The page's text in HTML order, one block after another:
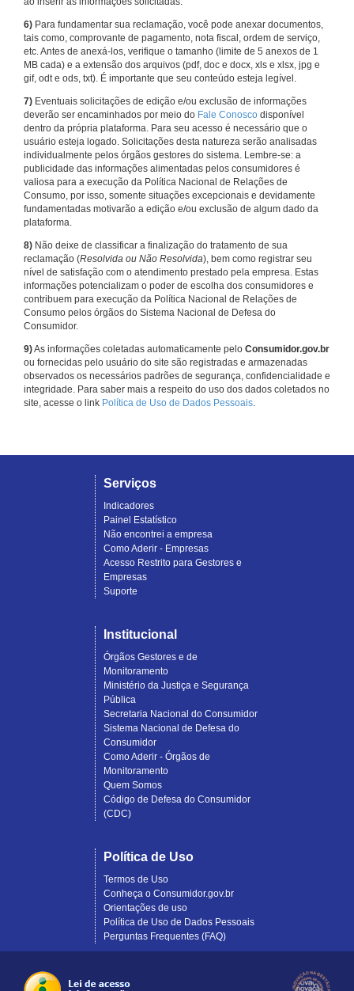
6) Para fundamentar sua reclamação, você pode anexar documentos,
tais como, comprovante de pagamento, nota fiscal, ordem de serviço,
etc. Antes de anexá-los, verifique o tamanho (limite de 5 anexos de 1
MB cada) e a extensão dos arquivos (pdf, doc e docx, xls e xlsx, jpg e
gif, odt e ods, txt). É importante que seu conteúdo esteja legível.
7) Eventuais solicitações de edição e/ou exclusão de informações
deverão ser encaminhados por meio do Fale Conosco disponível
dentro da própria plataforma. Para seu acesso é necessário que o
usuário esteja logado. Solicitações desta natureza serão analisadas
individualmente pelos órgãos gestores do sistema. Lembre-se: a
publicidade das informações alimentadas pelos consumidores é
valiosa para a execução da Política Nacional de Relações de
Consumo, por isso, somente situações excepcionais e devidamente
fundamentadas motivarão a edição e/ou exclusão de algum dado da
plataforma.
8) Não deixe de classificar a finalização do tratamento de sua
reclamação (Resolvida ou Não Resolvida), bem como registrar seu
nível de satisfação com o atendimento prestado pela empresa. Estas
informações potencializam o poder de escolha dos consumidores e
contribuem para execução da Política Nacional de Relações de
Consumo pelos órgãos do Sistema Nacional de Defesa do
Consumidor.
9)As informações coletadas automaticamente pelo Consumidor.gov.br
ou fornecidas pelo usuário do site são registradas e armazenadas
observados os necessários padrões de segurança, confidencialidade e
integridade. Para saber mais a respeito do uso dos dados coletados no
site, acesse o link Política de Uso de Dados Pessoais.
Serviços
Indicadores
Painel Estatístico
Não encontrei a empresa
Como Aderir - Empresas
Acesso Restrito para Gestores e
Empresas
Suporte
Institucional
Órgãos Gestores e de
Monitoramento
Ministério da Justiça e Segurança
Pública
Secretaria Nacional do Consumidor
Sistema Nacional de Defesa do
Consumidor
Como Aderir - Órgãos de
Monitoramento
Quem Somos
Código de Defesa do Consumidor
(CDC)
Política de Uso
Termos de Uso
Conheça o Consumidor.gov.br
Orientações de uso
Política de Uso de Dados Pessoais
Perguntas Frequentes (FAQ)